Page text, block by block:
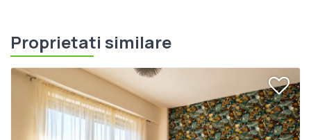
Proprietati similare